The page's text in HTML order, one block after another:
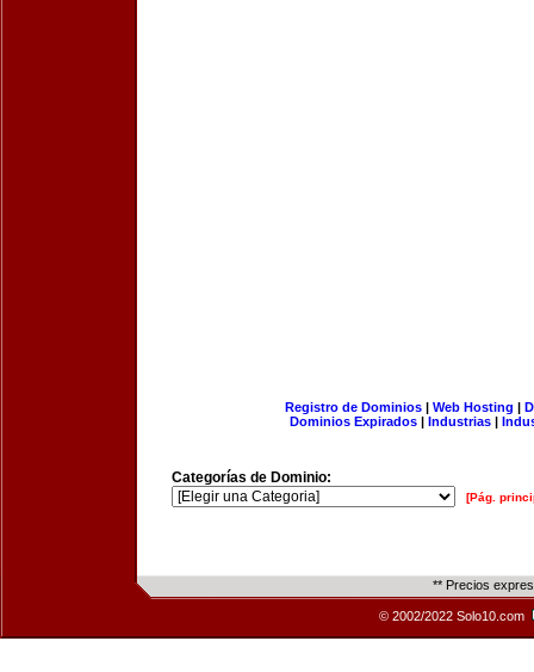
Registro de Dominios| Web Hosting |
Dominios Expirados | Industrias |
Categorías de Dominio:
[Pág.
** Precios
© 2002/2022 Solo10.com